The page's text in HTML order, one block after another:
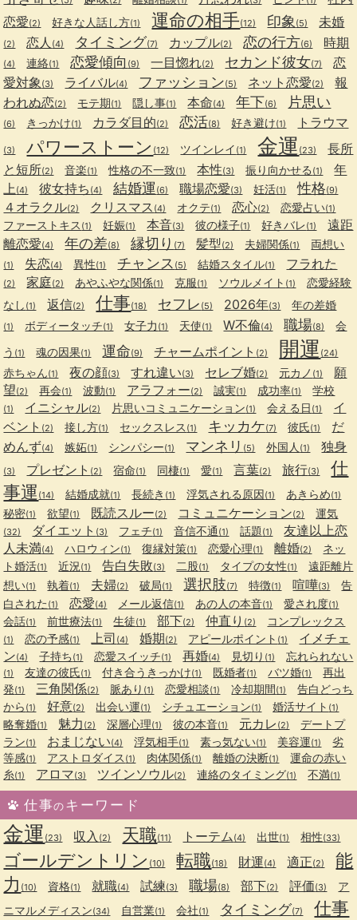
恋愛(2) 好きな人話し方(1) 運命の相手(12) 印象 (5) 未婚
(2) 恋人 (4) タイミング(7) カップル(2) 恋の行方(6) 時期
(4) 連絡(1) 恋愛傾向 (9) 一目惚れ(2) セカンド彼女(7)
恋
愛対象 (3) ライバル(4) ファッション(5) ネット恋愛(2)
報
われぬ恋(2) モテ期(1) 隠し事(1) 本命(4) 年下(6) 片思い
(6) きっかけ(1) カラダ目的(2) 恋活(8) 好き避け(1) トラウマ
(3) パワーストーン (12) ツインレイ (1) 金運 (23)
長所
と短所(2) 音楽(1) 性格の不一致(1) 本性(3) 振り向かせる (1)
年
上 (4) 彼女持ち (4) 結婚運(6) 職場恋愛(3) 妊活(1) 性格(9)
４オラクル(2) クリスマス (4) オクテ(1) 恋心(2) 恋愛占い(1)
ファーストキス (1) 妊娠(1) 本音(3) 彼の様子(1) 好きバレ(1)
遠距
離恋愛(4) 年の差(8) 縁切り (7) 髪型(2) 夫婦関係(1) 両想い
(1) 失恋(4) 異性(1) チャンス (5) 結婚スタイル(1) フラれた
(2) 家庭(2) あやふやな関係(1) 克服(1) ソウルメイト (1)
恋愛経験
なし (1) 返信(2) 仕事(18) セフレ (5) 2026年(3) 年の差婚
(1) ボディータッチ(1) 女子力 (1) 天使(1) W不倫(4) 職場(8)
会
う (1) 魂の因果(1) 運命(9) チャームポイント (2) 開運 (24)
赤ちゃん(1) 夜の顔(3) すれ違い(3) セレブ婚(2) 元カノ (1)
願
望(2) 再会(1) 波動(1) アラフォー(2) 誠実(1) 成功率(1) 学校
(1) イニシャル(2) 片思いコミュニケーション(1) 会える日 (1)
イ
ベント (2) 接し方(1) セックスレス (1) キッカケ(7) 彼氏(1)
だ
めんず(4) 嫉妬(1) シンパシー(1) マンネリ (5) 外国人 (1) 独身
(3) プレゼント (2) 宿命(1) 同棲(1) 愛(1) 言葉(2) 旅行(3)
仕
事運 (14) 結婚成就(1) 長続き (1) 浮気される原因(1) あきらめ(1)
秘密(1) 欲望(1) 既読スルー(2) コミュニケーション(2) 運気
(32) ダイエット (3) フェチ(1) 音信不通 (1) 話題(1)
友達以上恋
人未満(4) ハロウィン(1) 復縁対策(1) 恋愛心理(1) 離婚(2)
ネッ
ト婚活(1) 近況 (1) 告白失敗(3) 二股(1) タイプの女性(1)
遠距離片
想い(1) 執着(1) 夫婦(2) 破局(1) 選択肢(7) 特徴(1) 喧嘩(3)
告
白された (1) 恋愛(4) メール返信(1) あの人の本音(1) 愛され度(1)
会話(1) 前世療法(1) 生徒(1) 部下(2) 仲直り (2) コンプレックス
(1) 恋の予感(1) 上司 (4) 婚期(2) アピールポイント (1)
イメチェ
ン(4) 子持ち(1) 恋愛スイッチ(1) 再婚(4) 見切り (1) 忘れられない
(1) 友達の彼氏(1) 付き合うきっかけ(1) 既婚者(1) バツ婚(1)
再出
発(1) 三角関係(2) 脈あり (1) 恋愛相談(1) 冷却期間(1)
告白どっち
から (1) 好意(2) 出会い運(1) シチュエーション(1) 婚活サイト (1)
略奪婚(1) 魅力 (2) 深層心理(1) 彼の本音(1) 元カレ (2)
デートプ
ラン(1) おまじない(4) 浮気相手(1) 素っ気ない(1) 美容運(1)
劣
等感(1) アストロダイス (1) 肉体関係(1) 離婚の決断(1)
運命の赤い
糸(1) アロマ(3) ツインソウル(2) 連絡のタイミング(1) 不満(1)
仕事のキーワード
金運 (23) 収入 (2) 天職(11) トーテム (4) 出世(1) 相性(33)
ゴールデントリン (10) 転職(18) 財運(4) 適正(2)
能
力 (10) 資格(1) 就職(4) 試練(3) 職場(8) 部下(2) 評価(3)
ア
ニマルメディスン(34) 自営業(1) 会社(1) タイミング(7)
仕事